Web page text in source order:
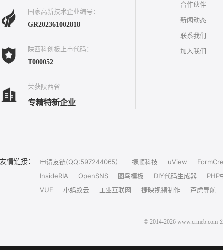
国家高新技术企业编号：
GR202361002818
陕西科创板上市代码：
T000052
荣获陕西省
专精特新企业
合作伙伴
新闻动态
联系我们
加入我们
友情链接： 申请友链(QQ:597244065） 捷顺科技 uView
InsideRIA
OpenSNS 图鸟模板 DIY代码生成器
PHP
VUE
小蚂蚁云 工业互联网 捷映视频制作 芦虎导航
© 2014-2026